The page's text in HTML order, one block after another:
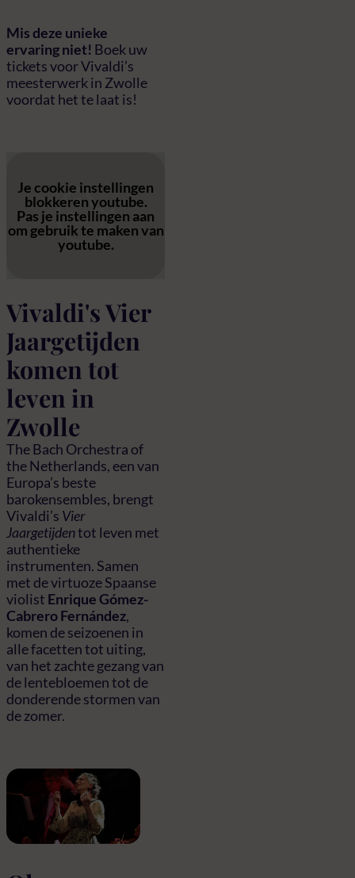
Mis deze unieke
ervaring niet! Boek uw
tickets voor Vivaldi’s
meesterwerk in Zwolle
voordat het te laat is!
Vivaldi's Vier
Jaargetijden
komen tot
leven in
Zwolle
The Bach Orchestra of
the Netherlands, een van
Europa’s beste
barokensembles, brengt
Vivaldi’s Vier
Jaargetijdentot leven met
authentieke
instrumenten. Samen
met de virtuoze Spaanse
violist Enrique Gómez-
Cabrero Fernández,
komen de seizoenen in
alle facetten tot uiting,
van het zachte gezang van
de lentebloemen tot de
donderende stormen van
de zomer.
Je cookie instellingen
blokkeren youtube.
Pas je instellingen aan
om gebruik te maken van
youtube.